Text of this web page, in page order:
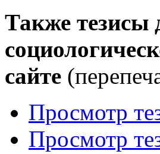
Также тезисы
сайте
Просмотр
Просмотр